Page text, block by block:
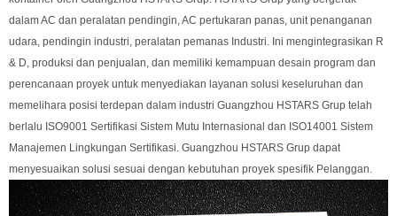
dalam AC dan peralatan pendingin, AC pertukaran panas, unit penanganan
udara, pendingin industri, peralatan pemanas Industri. Ini mengintegrasikan R
& D, produksi dan penjualan, dan memiliki kemampuan desain program dan
perencanaan proyek untuk menyediakan layanan solusi keseluruhan dan
memelihara posisi terdepan dalam industri Guangzhou HSTARS Grup telah
berlalu ISO9001 Sertifikasi Sistem Mutu Internasional dan ISO14001 Sistem
Manajemen Lingkungan Sertifikasi. Guangzhou HSTARS Grup dapat
menyesuaikan solusi sesuai dengan kebutuhan proyek spesifik Pelanggan.